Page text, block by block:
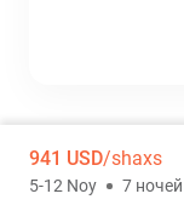
941 USD/shaxs
5-12 Noy 7 ночей